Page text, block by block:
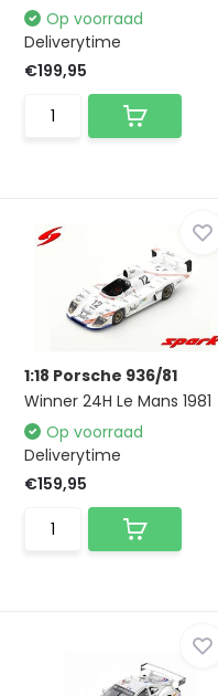
Op voorraad
Deliverytime
€199,95
1:18 Porsche 936/81
Winner 24H Le Mans 1981
Op voorraad
Deliverytime
€159,95